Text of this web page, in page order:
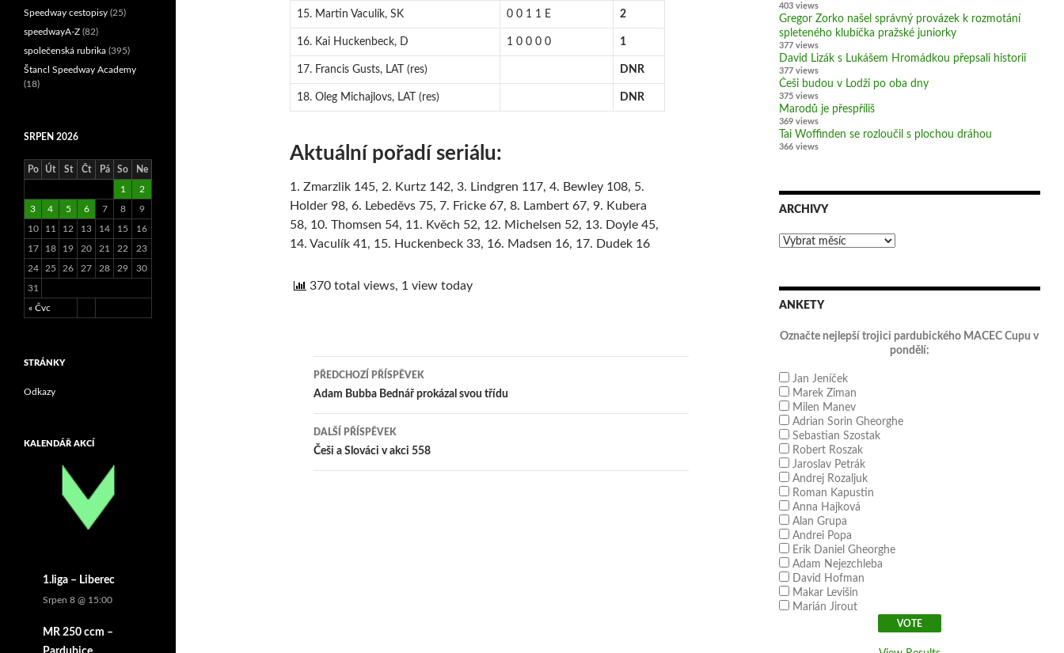
15. Martin Vaculík, SK 0 0 1 1 E 2
16. Kai Huckenbeck, D 1 0 0 0 0 1
17. Francis Gusts, LAT (res) DNR
18. Oleg Michajlovs, LAT (res) DNR
Aktuální pořadí seriálu:
1. Zmarzlik 145, 2. Kurtz 142, 3. Lindgren 117, 4. Bewley 108, 5.
Holder 98, 6. Lebeděvs 75, 7. Fricke 67, 8. Lambert 67, 9. Kubera
58, 10. Thomsen 54, 11. Kvěch 52, 12. Michelsen 52, 13. Doyle 45,
14. Vaculík 41, 15. Huckenbeck 33, 16. Madsen 16, 17. Dudek 16
370 total views, 1 view today
Navigace
pro
příspěvek
PŘEDCHOZÍ PŘÍSPĚVEK
Adam Bubba Bednář prokázal svou třídu
DALŠÍ PŘÍSPĚVEK
Češi a Slováci v akci 558
403 views
Gregor Zorko našel správný provázek k rozmotání
spleteného klubíčka pražské juniorky
377 views
David Lizák s Lukášem Hromádkou přepsali historii
377 views
Češi budou v Lodži po oba dny
375 views
Marodů je přespříliš
369 views
Tai Woffinden se rozloučil s plochou dráhou
366 views
ARCHIVY
Archivy
ANKETY
Označte nejlepší trojici pardubického MACEC Cupu v
pondělí:
Jan Jeníček
Marek Ziman
Milen Manev
Adrian Sorin Gheorghe
Sebastian Szostak
Robert Roszak
Jaroslav Petrák
Andrej Rozaljuk
Roman Kapustin
Anna Hajková
Alan Grupa
Andrei Popa
Erik Daniel Gheorghe
Adam Nejezchleba
David Hofman
Makar Levišin
Marián Jirout
Speedway cestopisy (25)
speedwayA-Z (82)
společenská rubrika (395)
Štancl Speedway Academy
(18)
SRPEN 2026
Po Út St Čt Pá So Ne
« Čvc
1 2
3 4 5 6 7 8 9
10 11 12 13 14 15 16
17 18 19 20 21 22 23
24 25 26 27 28 29 30
31
STRÁNKY
Odkazy
KALENDÁŘ AKCÍ
1.liga – Liberec
Srpen 8 @ 15:00
MR 250 ccm –